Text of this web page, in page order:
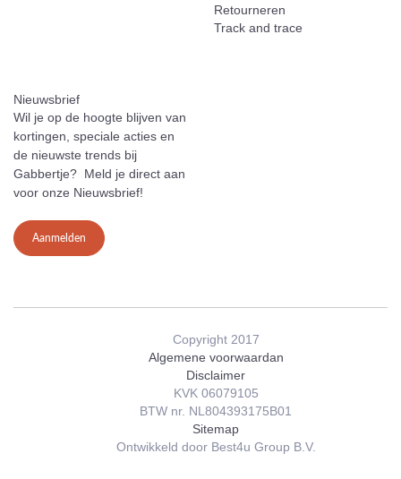
Retourneren
Track and trace
Nieuwsbrief
Wil je op de hoogte blijven van
kortingen, speciale acties en
de nieuwste trends bij
Gabbertje? Meld je direct aan
voor onze Nieuwsbrief!
Aanmelden
Copyright 2017
Algemene voorwaardan
Disclaimer
KVK 06079105
BTW nr. NL804393175B01
Sitemap
Ontwikkeld door Best4u Group B.V.